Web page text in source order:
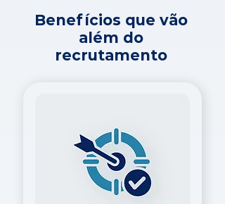
Benefícios que vão
além do
recrutamento